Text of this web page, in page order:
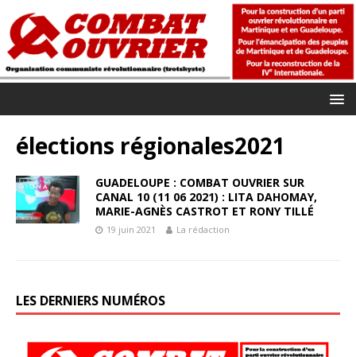
élections régionales2021
GUADELOUPE : COMBAT OUVRIER SUR
CANAL 10 (11 06 2021) : LITA DAHOMAY,
MARIE-AGNÈS CASTROT ET RONY TILLÉ
19 juin 2021 La rédaction
LES DERNIERS NUMÉROS